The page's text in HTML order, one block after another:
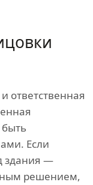
ответственная
Если
здания —
решением,